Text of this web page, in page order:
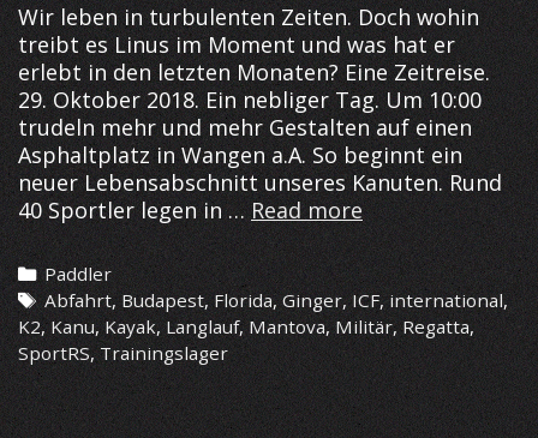
Wir leben in turbulenten Zeiten. Doch wohin
treibt es Linus im Moment und was hat er
erlebt in den letzten Monaten? Eine Zeitreise.
29. Oktober 2018. Ein nebliger Tag. Um 10:00
trudeln mehr und mehr Gestalten auf einen
Asphaltplatz in Wangen a.A. So beginnt ein
neuer Lebensabschnitt unseres Kanuten. Rund
40 Sportler legen in …Read moreLange
Zeit
im
Kanu
Categories
Paddler
Tags
Abfahrt,Budapest,Florida,Ginger,ICF,international,
K2,Kanu,Kayak,Langlauf, Mantova,Militär,Regatta,
SportRS,Trainingslager